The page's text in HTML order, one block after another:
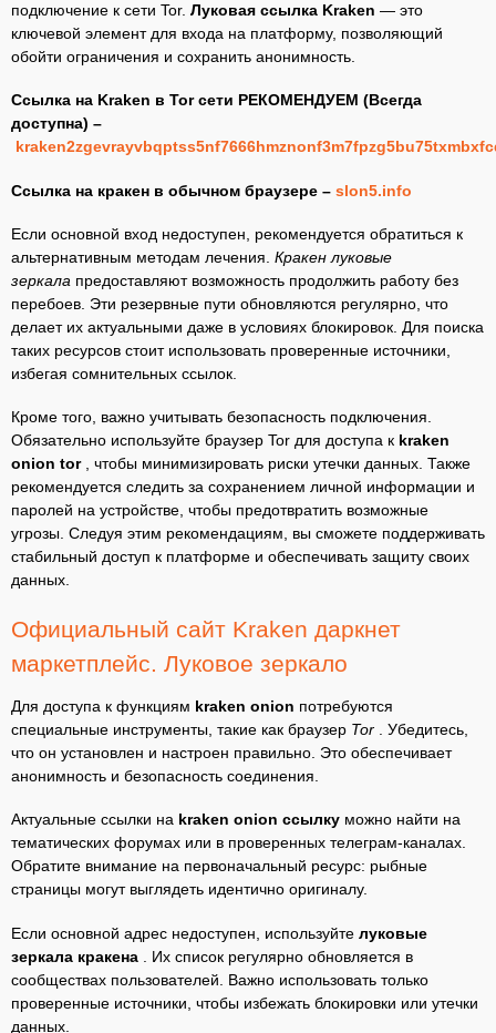
подключение к сети Tor. Луковая ссылка Kraken — это
ключевой элемент для входа на платформу, позволяющий
обойти ограничения и сохранить анонимность.
Ссылка на Kraken в Tor сети РЕКОМЕНДУЕМ (Всегда
доступна) –
Ссылка на кракен в обычном браузере – slon5.info
Если основной вход недоступен, рекомендуется обратиться к
альтернативным методам лечения. Кракен луковые
зеркала предоставляют возможность продолжить работу без
перебоев. Эти резервные пути обновляются регулярно, что
делает их актуальными даже в условиях блокировок. Для поиска
таких ресурсов стоит использовать проверенные источники,
избегая сомнительных ссылок.
Кроме того, важно учитывать безопасность подключения.
Обязательно используйте браузер Tor для доступа к kraken
onion tor, чтобы минимизировать риски утечки данных. Также
рекомендуется следить за сохранением личной информации и
паролей на устройстве, чтобы предотвратить возможные
угрозы. Следуя этим рекомендациям, вы сможете поддерживать
стабильный доступ к платформе и обеспечивать защиту своих
данных.
Официальный сайт Kraken даркнет
маркетплейс. Луковое зеркало
Для доступа к функциям kraken onion потребуются
специальные инструменты, такие как браузер Tor . Убедитесь,
что он установлен и настроен правильно. Это обеспечивает
анонимность и безопасность соединения.
Актуальные ссылки на kraken onion ссылку можно найти на
тематических форумах или в проверенных телеграм-каналах.
Обратите внимание на первоначальный ресурс: рыбные
страницы могут выглядеть идентично оригиналу.
Если основной адрес недоступен, используйте луковые
зеркала кракена . Их список регулярно обновляется в
сообществах пользователей. Важно использовать только
проверенные источники, чтобы избежать блокировки или утечки
данных.